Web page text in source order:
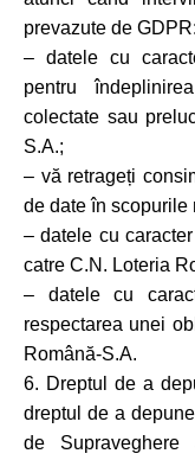
prevazute de GDPR:
– datele cu
pentru
colectate sau
S.A.;
– vă retrageți
de date în scopurile
– datele cu
catre C.N. Loteria
– datele cu
respectarea unei
Română-S.A.
6. Dreptul de a
dreptul de a
de